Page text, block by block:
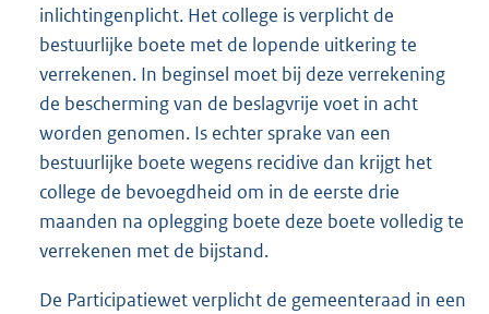
inlichtingenplicht. Het college is verplicht de
bestuurlijke boete met de lopende uitkering te
verrekenen. In beginsel moet bij deze verrekening
de bescherming van de beslagvrije voet in acht
worden genomen. Is echter sprake van een
bestuurlijke boete wegens recidive dan krijgt het
college de bevoegdheid om in de eerste drie
maanden na oplegging boete deze boete volledig te
verrekenen met de bijstand.
De Participatiewet verplicht de gemeenteraad in een